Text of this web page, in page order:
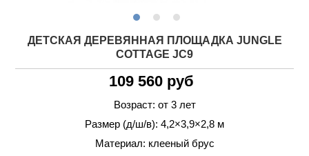
ДЕТСКАЯ ДЕРЕВЯННАЯ ПЛОЩАДКА JUNGLE
COTTAGE JC9
109 560 руб
Возраст: от 3 лет
Размер (д/ш/в): 4,2×3,9×2,8 м
Материал: клееный брус